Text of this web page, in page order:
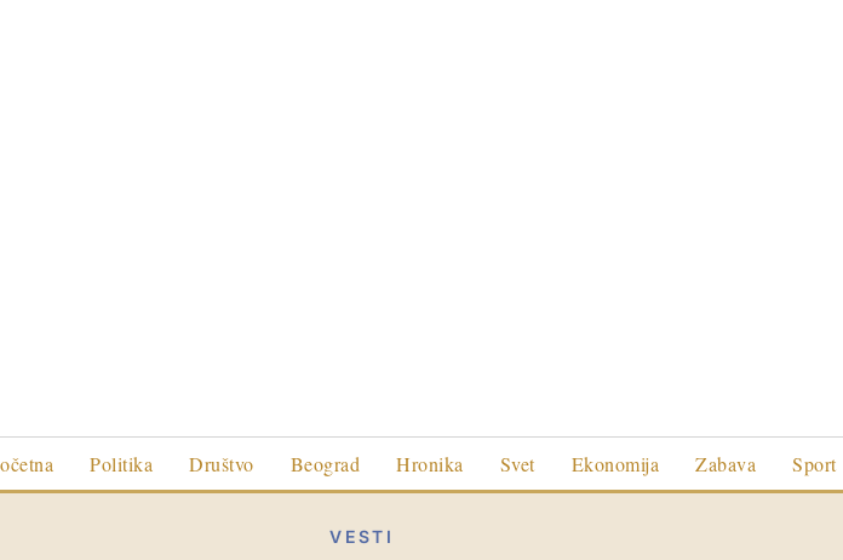
Politika Društvo Beograd Hronika Svet Ekonomija Zabava Sport
VESTI